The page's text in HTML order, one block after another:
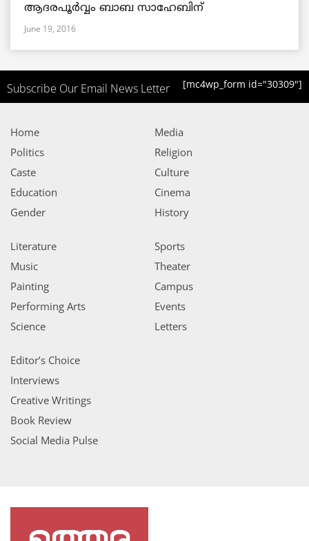
ആദരപൂര്‍വ്വം ബാബ സാഹേബിന്
June 19, 2016
Subscribe Our Email News Letter [mc4wp_form id="30309"]
Home
Politics
Caste
Education
Gender
Media
Religion
Culture
Cinema
History
Literature
Music
Painting
Performing Arts
Science
Sports
Theater
Campus
Events
Letters
Editor’s Choice
Interviews
Creative Writings
Book Review
Social Media Pulse